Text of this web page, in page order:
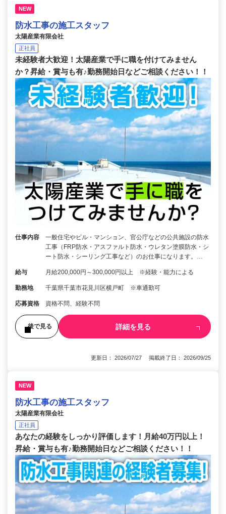
NEW
防水工事の施工スタッフ
太陽産業有限会社
正社員
未経験者大歓迎！太陽産業で手に職を付けてみません
か？昇給・賞与も有♪勤務開始日などご相談ください！！
仕事内容
一般住宅やビル・マンション、官公庁などの公共施設の防水
工事（FRP防水・アスファルト防水・ウレタン塗膜防水・シ
ート防水・シーリング工事など）のお仕事になります。…
給与 月給200,000円～300,000円以上 ※経験・能力による
勤務地 千葉県千葉市花見川区横戸町 ※車通勤可
応募資格 資格不問、経験不問
後で見る 詳細を見る
更新日： 2026/07/27 掲載終了日： 2026/09/25
NEW
防水工事の施工スタッフ
太陽産業有限会社
正社員
あなたの経験をしっかり評価します！月給40万円以上！
昇給・賞与も有♪勤務開始日などご相談ください！！